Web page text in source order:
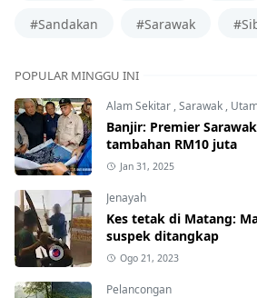
#Sandakan #Sarawak
POPULAR MINGGU INI
Alam Sekitar ,Sarawak ,
Banjir: Premier
tambahan RM10 juta
Jan 31, 2025
Jenayah
Kes tetak di Matang:
suspek ditangkap
Ogo 21, 2023
Pelancongan